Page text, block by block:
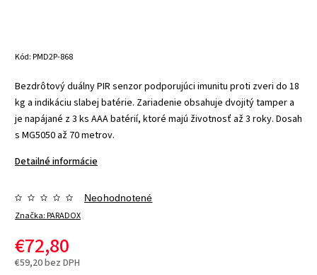
Kód:PMD2P-868
Bezdrôtový duálny PIR senzor podporujúci imunitu proti zveri do 18
kg a indikáciu slabej batérie. Zariadenie obsahuje dvojitý tamper a
je napájané z 3 ks AAA batérií, ktoré majú životnosť až 3 roky. Dosah
s MG5050 až 70 metrov.
Detailné informácie
Značka:PARADOX
Neohodnotené
€72,80
€59,20 bez DPH